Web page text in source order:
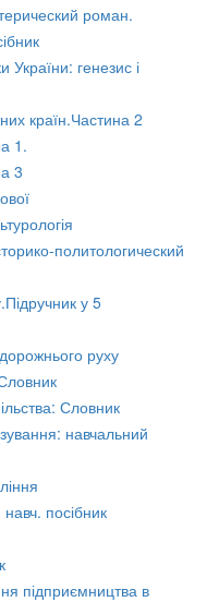
роман.
України: генезис і
країн.Частина 2
1.
3
политологический
у 5
руху
Словник
навчальний
посібник
підприємництва в